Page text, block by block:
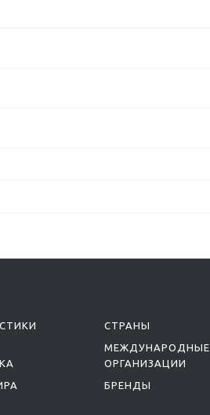
СТРАНЫ
МЕЖДУНАРОДНЫЕ
ОРГАНИЗАЦИИ
БРЕНДЫ